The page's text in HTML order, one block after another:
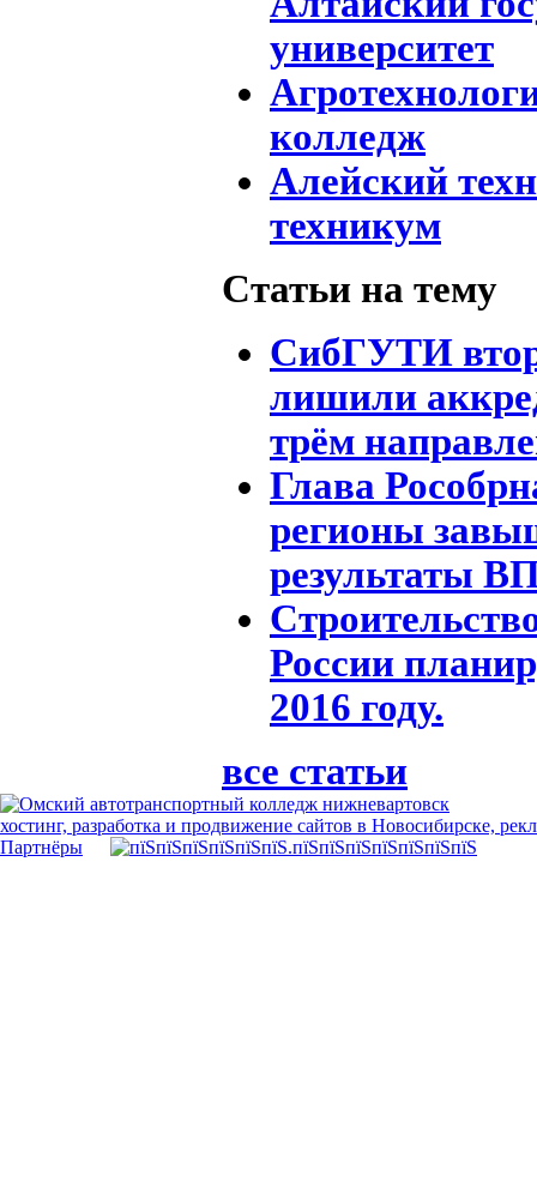
университет
колледж
Алейский
техникум
Статьи на тему
СибГУТИ
лишили
трём
Глава
регионы
результаты
России
2016 году.
все статьи
хостинг, разработка и продвижение сайтов в Новосибирске,
Партнёры